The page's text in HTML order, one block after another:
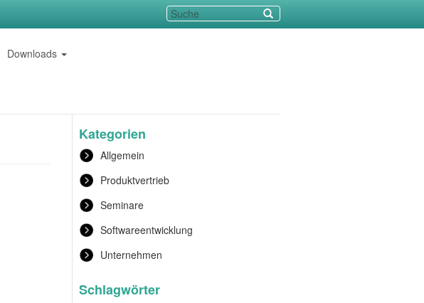
Downloads
Kategorien
Allgemein
Produktvertrieb
Seminare
Softwareentwicklung
Unternehmen
Schlagwörter